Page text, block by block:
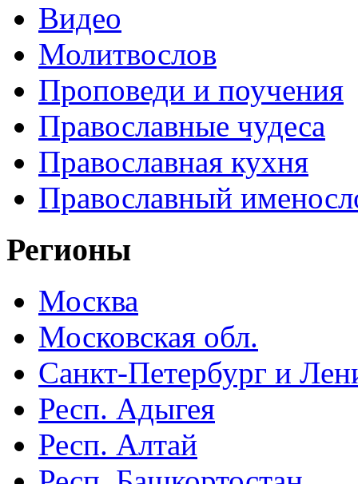
Видео
Молитвослов
Проповеди и поучения
Православные чудеса
Православная кухня
Православный
Регионы
Москва
Московская обл.
Санкт-Петербург и
Респ. Адыгея
Респ. Алтай